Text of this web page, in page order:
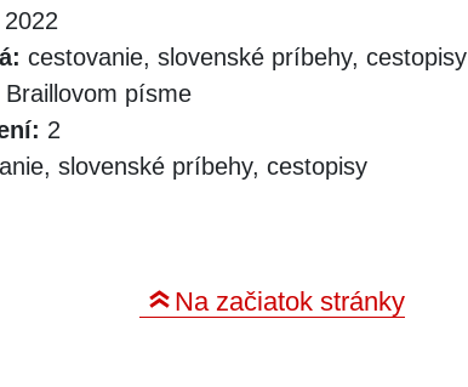
2022
cestovanie, slovenské príbehy, cestopisy
písme
2
slovenské príbehy, cestopisy
Na začiatok stránky